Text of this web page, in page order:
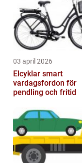
03 april 2026
Elcyklar smart
vardagsfordon för
pendling och fritid